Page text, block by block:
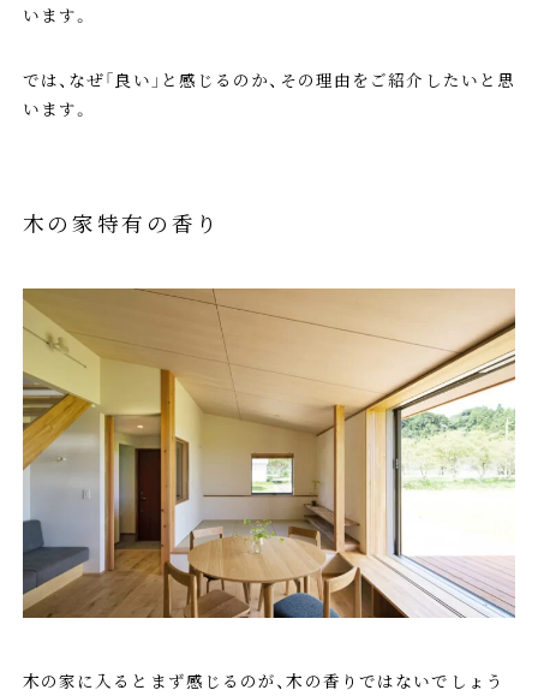
います。
では、なぜ「良い」と感じるのか、その理由をご紹介したいと思
います。
木の家特有の香り
木の家に入るとまず感じるのが、木の香りではないでしょう